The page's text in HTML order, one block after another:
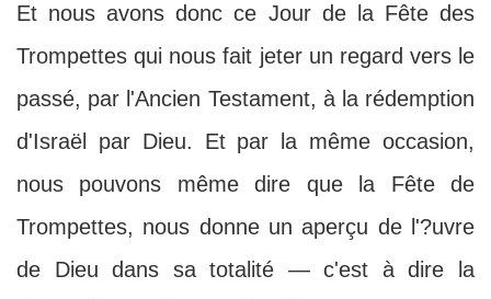
Et nous avons donc ce Jour de la Fête des
Trompettes qui nous fait jeter un regard vers le
passé, par l'Ancien Testament, à la rédemption
d'Israël par Dieu. Et par la même occasion,
nous pouvons même dire que la Fête de
Trompettes, nous donne un aperçu de l'?uvre
de Dieu dans sa totalité — c'est à dire la